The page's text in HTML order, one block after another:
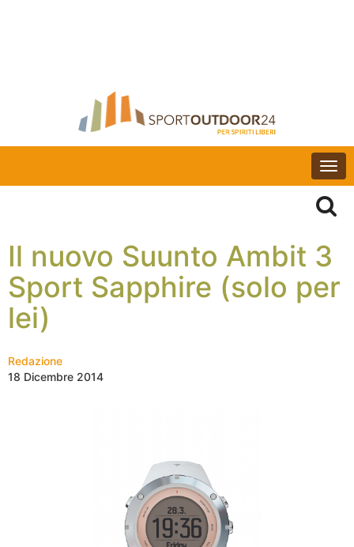
Il nuovo Suunto Ambit 3
Sport Sapphire (solo per
lei)
Redazione
18 Dicembre 2014